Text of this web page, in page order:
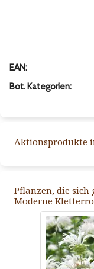
EAN:
Bot. Kategorien:
Aktionsprodukte
Pflanzen, die sich
Moderne